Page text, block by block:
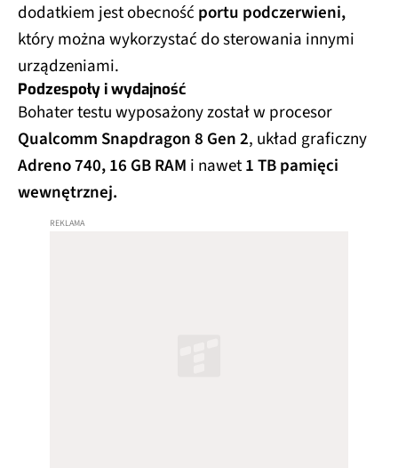
dodatkiem jest obecność portu podczerwieni,
który można wykorzystać do sterowania innymi
urządzeniami.
Podzespoły i wydajność
Bohater testu wyposażony został w procesor
Qualcomm Snapdragon 8 Gen 2, układ graficzny
Adreno 740,16 GB RAM i nawet1 TB pamięci
wewnętrznej.